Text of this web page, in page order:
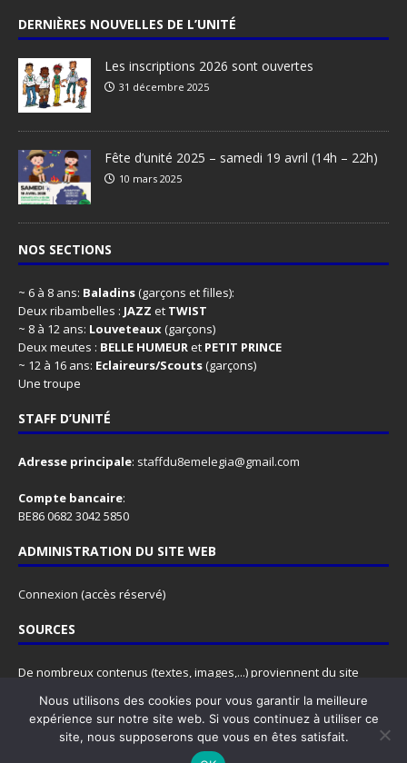
DERNIÈRES NOUVELLES DE L’UNITÉ
Les inscriptions 2026 sont ouvertes
31 décembre 2025
Fête d’unité 2025 – samedi 19 avril (14h – 22h)
10 mars 2025
NOS SECTIONS
~ 6 à 8 ans: Baladins(garçons et filles):
Deux ribambelles : JAZZ et TWIST
~ 8 à 12 ans: Louveteaux(garçons)
Deux meutes : BELLE HUMEURet PETIT PRINCE
~ 12 à 16 ans: Eclaireurs/Scouts(garçons)
Une troupe
STAFF D’UNITÉ
Adresse principale: staffdu8emelegia@gmail.com
Compte bancaire:
BE86 0682 3042 5850
ADMINISTRATION DU SITE WEB
Connexion (accès réservé)
SOURCES
De nombreux contenus (textes, images,...) proviennent du site
N'hésitez pas à y faire un tour, ce site est rempli d'informations
super utiles, pour les animateurs comme pour les animés.
Nous utilisons des cookies pour vous garantir la meilleure
expérience sur notre site web. Si vous continuez à utiliser ce
site, nous supposerons que vous en êtes satisfait.